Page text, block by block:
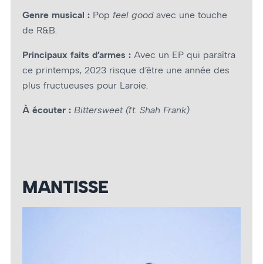
Genre musical : Pop feel goodavec une touche
de R&B.
Principaux faits d’armes : Avec un EP qui paraîtra
ce printemps, 2023 risque d’être une année des
plus fructueuses pour Laroie.
À écouter : Bittersweet (ft. Shah Frank)
MANTISSE